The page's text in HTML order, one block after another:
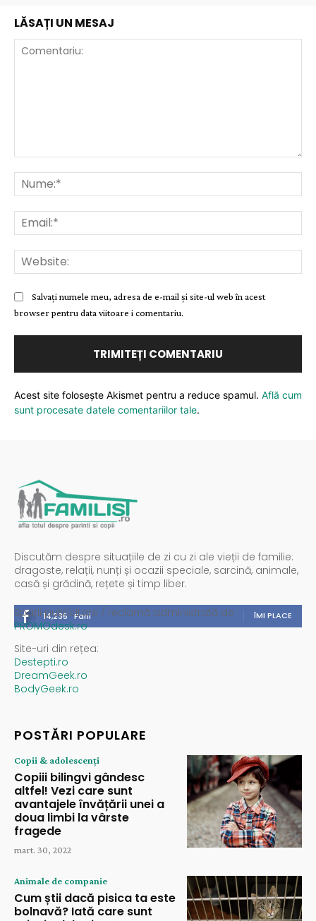
LĂSAȚI UN MESAJ
Salvați numele meu, adresa de e-mail și site-ul web în acest
browser pentru data viitoare i comentariu.
Acest site folosește Akismet pentru a reduce spamul. Află cum
sunt procesate datele comentariilor tale.
Discutăm despre situațiile de zi cu zi ale vieții de familie:
dragoste, relații, nunți și ocazii speciale, sarcină, animale,
casă și grădină, rețete și timp liber.
14,235 Fani ÎMI PLACE
Spații publicitare / reclamă administrată de
PROMOdesk.ro
Site-uri din rețea:
Destepti.ro
DreamGeek.ro
BodyGeek.ro
POSTĂRI POPULARE
Copii & adolescenți
Copiii bilingvi gândesc
altfel! Vezi care sunt
avantajele învățării unei a
doua limbi la vârste
fragede
mart. 30, 2022
Animale de companie
Cum știi dacă pisica ta este
bolnavă? Iată care sunt